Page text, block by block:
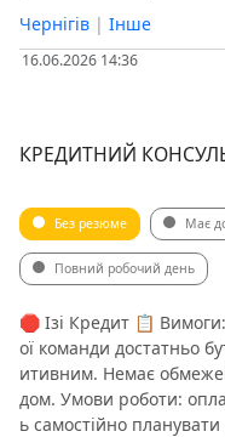
Чернігів | Інше
16.06.2026 14:36
КРЕДИТНИЙ
Без резюме Має
Повний робочий день
🛑 Ізі Кредит 📋
ої команди достатньо
итивним. Немає
дом. Умови роботи:
ь самостійно